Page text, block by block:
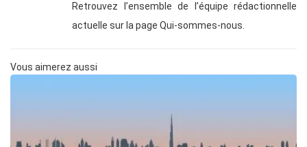
Retrouvez l’ensemble de l’équipe rédactionnelle
actuelle sur la page Qui-sommes-nous.
Vous aimerez aussi